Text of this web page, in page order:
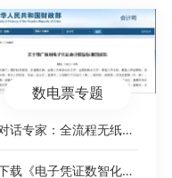
数电票专题
对话专家：全流程无纸化，破局数电票
下载《电子凭证数智化无需报销绿皮书》